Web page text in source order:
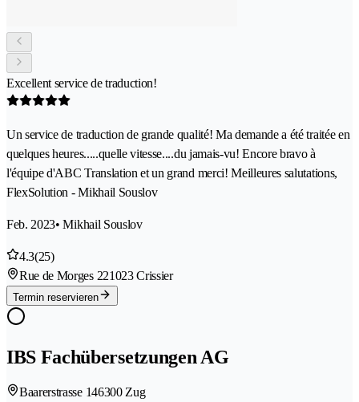
Excellent service de traduction!
Un service de traduction de grande qualité! Ma demande a été traitée en
quelques heures.....quelle vitesse....du jamais-vu! Encore bravo à
l'équipe d'ABC Translation et un grand merci! Meilleures salutations,
FlexSolution - Mikhail Souslov
Feb. 2023• Mikhail Souslov
4.3(25)
Rue de Morges 221023 Crissier
Termin reservieren
IBS Fachübersetzungen AG
Baarerstrasse 146300 Zug